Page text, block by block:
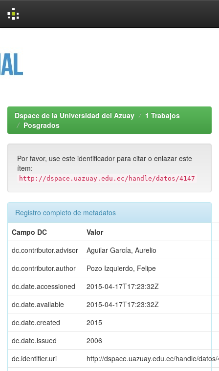
Dspace de la Universidad del Azuay
1 Trabajos
Posgrados
Por favor, use este identificador para citar o enlazar este
ítem:
http://dspace.uazuay.edu.ec/handle/datos/4147
Registro completo de metadatos
Campo DC
Valor
dc.contributor.advisor
Aguilar García, Aurelio
dc.contributor.author
Pozo Izquierdo, Felipe
dc.date.accessioned
2015-04-17T17:23:32Z
dc.date.available
2015-04-17T17:23:32Z
dc.date.created
2015
dc.date.issued
2006
dc.identifier.uri
http://dspace.uazuay.edu.ec/handle/